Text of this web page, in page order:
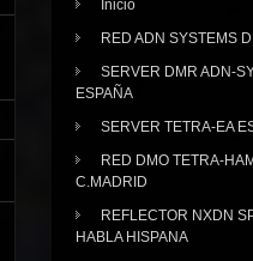
Inicio
RED ADN SYSTEMS
SERVER DMR ADN-
ESPAÑA
SERVER TETRA-EA
RED DMO TETRA-
C.MADRID
REFLECTOR NXDN
HABLA HISPANA